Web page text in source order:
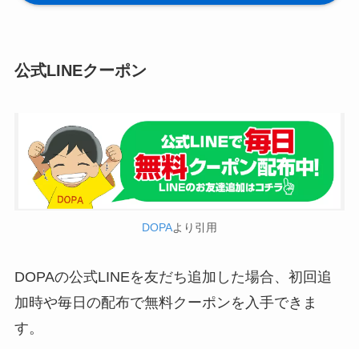
公式LINEクーポン
DOPAより引用
DOPAの公式LINEを友だち追加した場合、初回追
加時や毎日の配布で無料クーポンを入手できま
す。